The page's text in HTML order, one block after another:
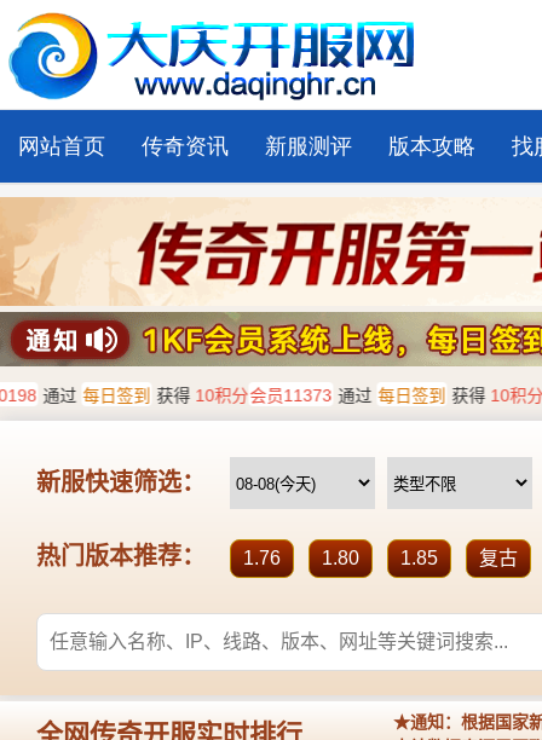
网站首页 传奇资讯 新服测评 版本攻略 找